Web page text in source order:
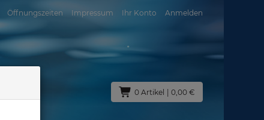
Öffnungszeiten Impressum Ihr Konto Anmelden
0 Artikel | 0,00 €